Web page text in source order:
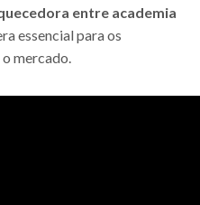
entre academia
essencial para os
mercado.